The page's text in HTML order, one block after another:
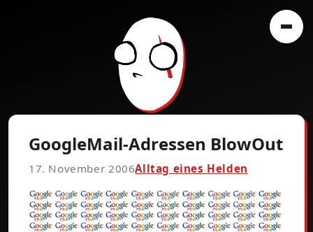
GoogleMail-Adressen BlowOut
17. November 2006Alltag eines Helden